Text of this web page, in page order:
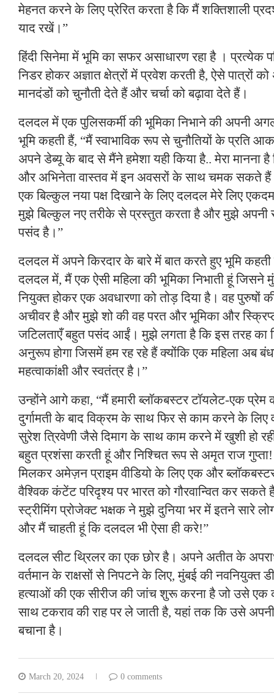
मेहनत करने के लिए प्रेरित करता है कि मैं शक्तिशाली
याद रखें।”
हिंदी सिनेमा में भूमि का सफर असाधारण रहा है । प्रत्येक
निडर होकर अज्ञात क्षेत्रों में प्रवेश करती है, ऐसे पात्रों
मानदंडों को चुनौती देते हैं और चर्चा को बढ़ावा देते हैं।
दलदल में एक पुलिसकर्मी की भूमिका निभाने की अपनी
भूमि कहती हैं, “मैं स्वाभाविक रूप से चुनौतियों के प्रति
अपने डेब्यू के बाद से मैंने हमेशा यही किया है.. मेरा
और अभिनेता वास्तव में इन अवसरों के साथ चमक सकते
एक बिल्कुल नया पक्ष दिखाने के लिए दलदल मेरे लिए
मुझे बिल्कुल नए तरीके से प्रस्तुत करता है और मुझे अपनी
पसंद है।”
दलदल में अपने किरदार के बारे में बात करते हुए भूमि
दलदल में, मैं एक ऐसी महिला की भूमिका निभाती हूं जिसने
नियुक्त होकर एक अवधारणा को तोड़ दिया है। वह पुरुषों
अचीवर है और मुझे शो की वह परत और भूमिका और
जटिलताएँ बहुत पसंद आईं। मुझे लगता है कि इस तरह का
अनुरूप होगा जिसमें हम रह रहे हैं क्योंकि एक महिला अब
महत्वाकांक्षी और स्वतंत्र है।”
उन्होंने आगे कहा, “मैं हमारी ब्लॉकबस्टर टॉयलेट-एक
दुर्गामती के बाद विक्रम के साथ फिर से काम करने के लिए
सुरेश त्रिवेणी जैसे दिमाग के साथ काम करने में खुशी हो
बहुत प्रशंसा करती हूं और निश्चित रूप से अमृत राज
मिलकर अमेज़न प्राइम वीडियो के लिए एक और
वैश्विक कंटेंट परिदृश्य पर भारत को गौरवान्वित कर सकते
स्ट्रीमिंग प्रोजेक्ट भक्षक ने मुझे दुनिया भर में इतने सारे
और मैं चाहती हूं कि दलदल भी ऐसा ही करे!”
दलदल सीट थ्रिलर का एक छोर है। अपने अतीत के
वर्तमान के राक्षसों से निपटने के लिए, मुंबई की नवनियुक्त
हत्याओं की एक सीरीज की जांच शुरू करना है जो उसे
साथ टकराव की राह पर ले जाती है, यहां तक कि उसे
बचाना है।
March 20, 2024 0 comments